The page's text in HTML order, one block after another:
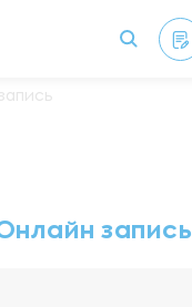
запись